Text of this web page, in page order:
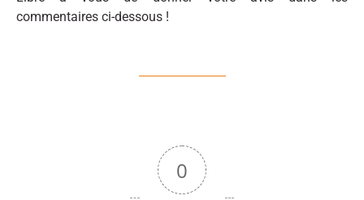
commentaires ci-dessous !
0